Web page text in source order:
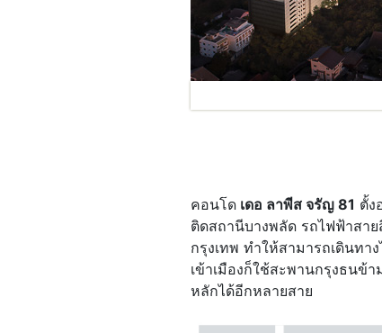
คอนโด เดอ ลาพีส จรัญ 81 ตั้ง
ติดสถานีบางพลัด รถไฟฟ้าสา
กรุงเทพ ทำให้สามารถเดินท
เข้าเมืองก็ใช้สะพานกรุงธนข้
หลักได้อีกหลายสาย